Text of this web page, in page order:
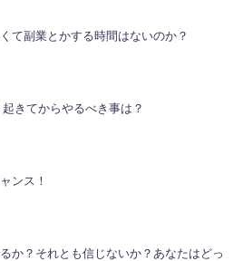
て副業とかする時間はないのか？
きてからやるべき事は？
ンス！
か？それとも信じないか？あなたはどっ